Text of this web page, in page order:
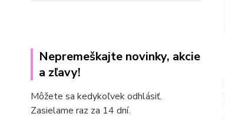
Nepremeškajte novinky, akcie
a zľavy!
Môžete sa kedykoľvek odhlásiť.
Zasielame raz za 14 dní.